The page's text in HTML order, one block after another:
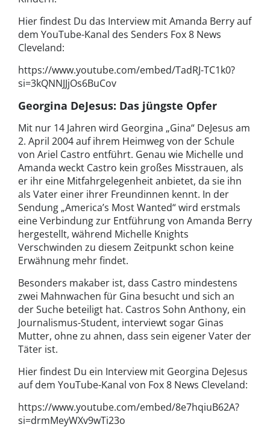
Hier findest Du das Interview mit Amanda Berry auf
dem YouTube-Kanal des Senders Fox 8 News
Cleveland:
https://www.youtube.com/embed/TadRJ-TC1k0?
si=3kQNNJJjOs6BuCov
Georgina DeJesus: Das jüngste Opfer
Mit nur 14 Jahren wird Georgina „Gina“ DeJesus am
2. April 2004 auf ihrem Heimweg von der Schule
von Ariel Castro entführt. Genau wie Michelle und
Amanda weckt Castro kein großes Misstrauen, als
er ihr eine Mitfahrgelegenheit anbietet, da sie ihn
als Vater einer ihrer Freundinnen kennt. In der
Sendung „America’s Most Wanted“ wird erstmals
eine Verbindung zur Entführung von Amanda Berry
hergestellt, während Michelle Knights
Verschwinden zu diesem Zeitpunkt schon keine
Erwähnung mehr findet.
Besonders makaber ist, dass Castro mindestens
zwei Mahnwachen für Gina besucht und sich an
der Suche beteiligt hat. Castros Sohn Anthony, ein
Journalismus-Student, interviewt sogar Ginas
Mutter, ohne zu ahnen, dass sein eigener Vater der
Täter ist.
Hier findest Du ein Interview mit Georgina DeJesus
auf dem YouTube-Kanal von Fox 8 News Cleveland:
https://www.youtube.com/embed/8e7hqiuB62A?
si=drmMeyWXv9wTi23o